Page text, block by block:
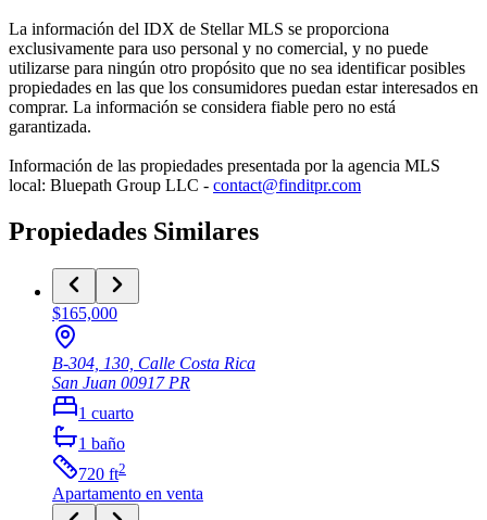
La información del IDX de Stellar MLS se proporciona
exclusivamente para uso personal y no comercial, y no puede
utilizarse para ningún otro propósito que no sea identificar posibles
propiedades en las que los consumidores puedan estar interesados en
comprar. La información se considera fiable pero no está
garantizada.
Información de las propiedades presentada por la agencia MLS
local: Bluepath Group LLC - contact@finditpr.com
Propiedades Similares
$165,000
B-304, 130, Calle Costa Rica
San Juan 00917PR
1 cuarto
1 baño
720 ft2
Apartamento en venta